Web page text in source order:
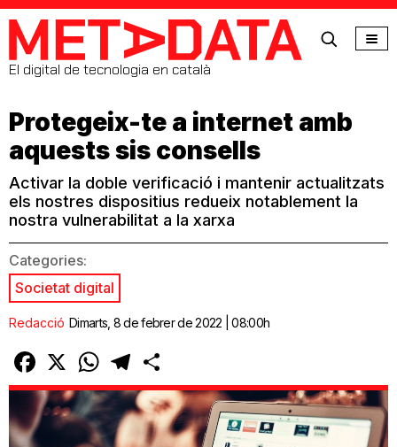
MetaData
El digital de tecnologia en català
Protegeix-te a internet amb
aquests sis consells
Activar la doble verificació i mantenir actualitzats
els nostres dispositius redueix notablement la
nostra vulnerabilitat a la xarxa
Categories:
Societat digital
Redacció Dimarts, 8 de febrer de 2022 | 08:00h
Facebook
X WhatsAppTelegram